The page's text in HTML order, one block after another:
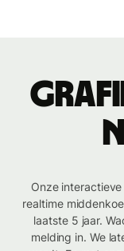
Onze
realtime
laatste 5 jaar.
melding in. We